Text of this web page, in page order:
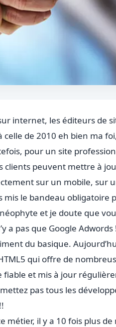
internet, les éditeurs de
de 2010 eh bien ma
pour un site
clients peuvent mettre à
sur un mobile, sur
mis le bandeau obligatoire
et je doute que
a pas que Google Adwords
du basique.
qui offre de
fiable et mis à jour
pas tous les
métier, il y a 10 fois plus de